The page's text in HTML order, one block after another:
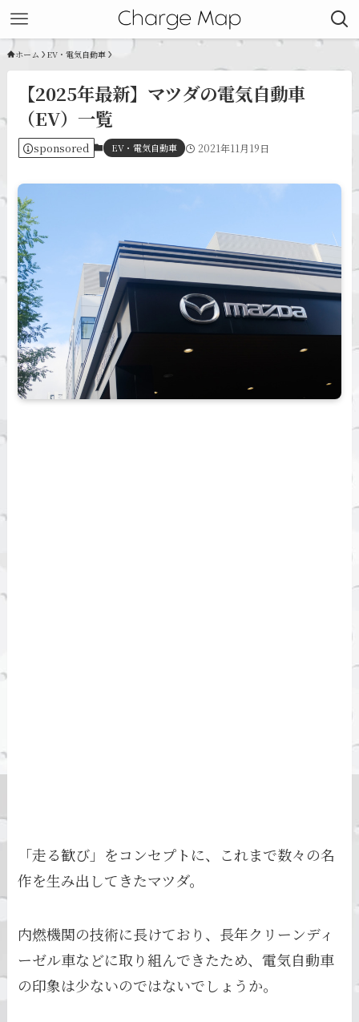
ホーム EV・電気自動車
【2025年最新】マツダの電気自動車
（EV）一覧
sponsored EV・電気自動車 2021年11月19日
「走る歓び」をコンセプトに、これまで数々の名
作を生み出してきたマツダ。
内燃機関の技術に長けており、長年クリーンディ
ーゼル車などに取り組んできたため、電気自動車
の印象は少ないのではないでしょうか。